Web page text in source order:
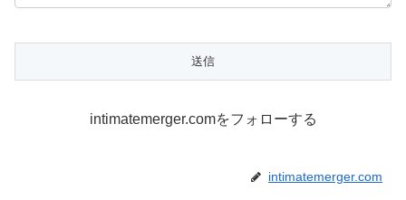
intimatemerger.comをフォローする
intimatemerger.com